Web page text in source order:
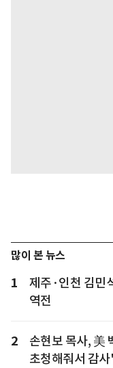
많이 본 뉴스
1
제주·인천 김민
역전
2
손현보 목사, 美
초청해줘서 감